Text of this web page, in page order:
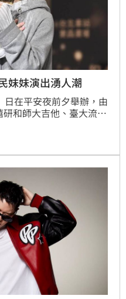
妹妹演出湧人潮
日在平安夜前夕舉辦，由
和師大吉他、臺大流行
天籟歌聲，令現場的歌
灣待上十天左右。